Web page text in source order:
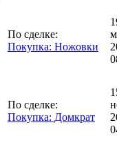
По сделке:
Покупка: Ножовки
По сделке:
Покупка: Домкрат